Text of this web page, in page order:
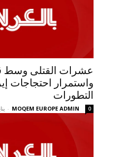
عشرات القتلى وسط
واستمرار احتجاجات
التطورات
MOQEM EUROPE ADMIN
- يناير 0